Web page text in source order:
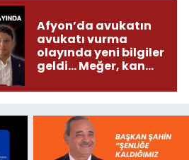
Afyon’da avukatın
avukatı vurma
olayında yeni bilgiler
geldi... Meğer, kan
olmuş...